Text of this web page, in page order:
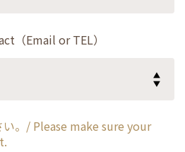
（Email or TEL）
。/ Please make sure your